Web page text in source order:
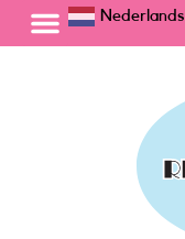
Nederlands